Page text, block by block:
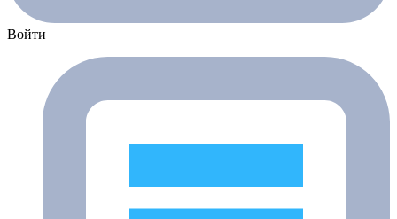
Войти